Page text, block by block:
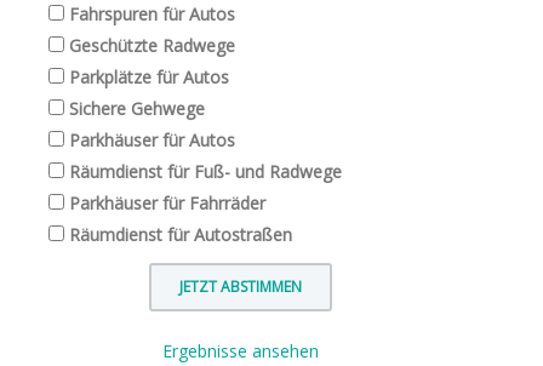
Fahrspuren für Autos
Geschützte Radwege
Parkplätze für Autos
Sichere Gehwege
Parkhäuser für Autos
Räumdienst für Fuß- und Radwege
Parkhäuser für Fahrräder
Räumdienst für Autostraßen
Ergebnisse ansehen